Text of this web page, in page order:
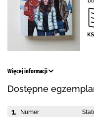
Więcej informacji
Dostępne
1.
Numer